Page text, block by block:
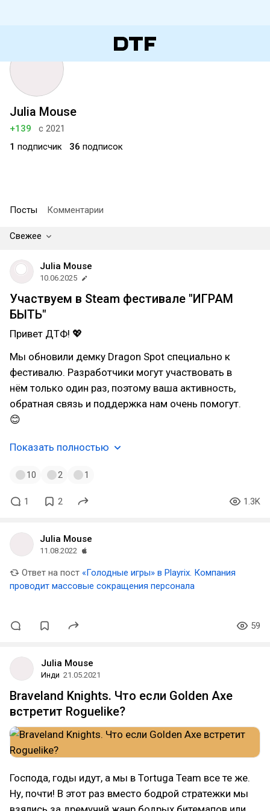
Julia Mouse
+139
с 2021
1 подписчик 36 подписок
Посты Комментарии
Свежее
Julia Mouse
10.06.2025
Участвуем в Steam фестивале "ИГРАМ
БЫТЬ"
Привет ДТФ! 💖
Мы обновили демку Dragon Spot специально к
фестивалю. Разработчики могут участвовать в
нём только один раз, поэтому ваша активность,
обратная связь и поддержка нам очень помогут.
😊
Показать полностью
10 2 1
1 2 1.3K
Julia Mouse
11.08.2022
Ответ на пост «Голодные игры» в Playrix. Компания
проводит массовые сокращения персонала
59
Julia Mouse
Инди 21.05.2021
Braveland Knights. Что если Golden Axe
встретит Roguelike?
Господа, годы идут, а мы в Tortuga Team все те же.
Ну, почти! В этот раз вместо бодрой стратежки мы